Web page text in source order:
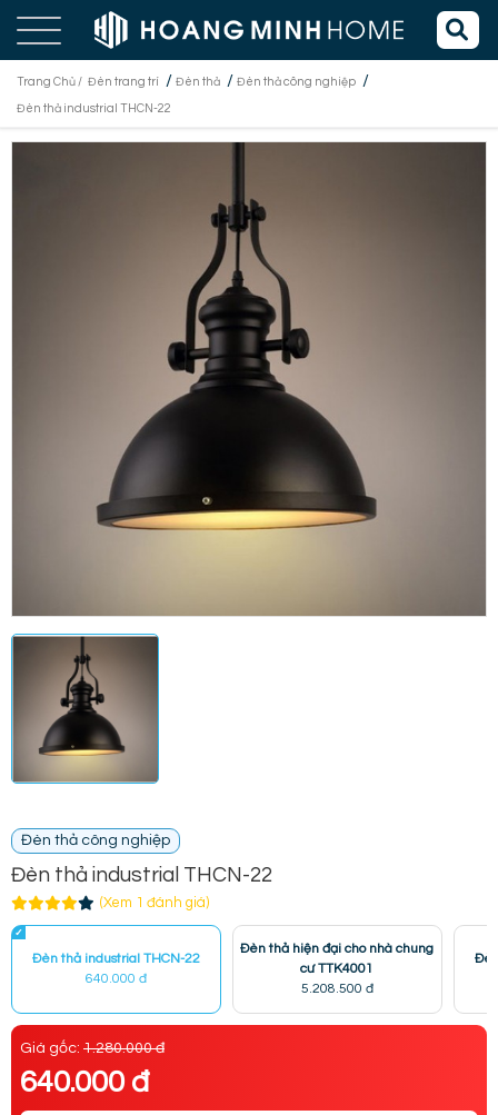
Trang Chủ / Đèn trang trí / Đèn thả / Đèn thả công nghiệp /
Đèn thả industrial THCN-22
Đèn thả công nghiệp
Đèn thả industrial THCN-22
(Xem 1 đánh giá)
Đèn thả industrial THCN-22
640.000 đ
Đèn thả hiện đại cho nhà chung
cư TTK4001
5.208.500 đ
Giá gốc: 1.280.000 đ
640.000 đ